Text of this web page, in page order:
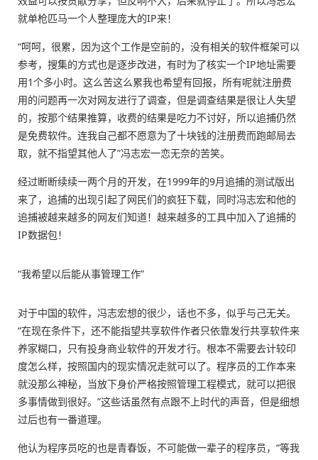
就单枪匹马一个人整理庞大的IP来！
“呵呵，很累，因为这个工作是空前的，没有相关的软件框架可以
参考，搜集的方式也是逐步改进，有时为了核实一个IP地址需要
用1个多小时。这么苦这么累我也希望有回报，所有呢就注册费
用的问题再一次对网友进行了调查，但是调查结果是很让人失望
的，按那个结果推算，收费的结果是吃力不讨好，所以追捕仍然
是免费软件。连我自己都不愿意为了十块钱的注册费而跑邮局去
取，就不指望其他人了”冯志宏一恋无奈的苦笑。
经过断断续续一两个月的开发，在1999年的9月追捕的测试版出
来了，追捕的出现引起了网民们的疯狂下载，同时冯志宏和他的
追捕被越来越多的网友们知道！越来越多的工具中加入了追捕的
IP数据包！
“我希望以后能从事管理工作”
对于中国的软件，冯志宏想的很少，话也不多，似乎与己无关。
“在现在条件下，还不能指望共享软件作者只依靠发行共享软件来
养家糊口，只有投身商业软件的开发才行。根本不需要去计较印
度怎么样，按照国内的现实情况走就可以了。程序员的工作本来
就没那么神秘，当放下身价严格按照管理工程模式，就可以把很
多事情做到很好。”这些话虽然有点跟不上时代的声音，但是细想
过后也有一番道理。
他认为程序员吃的也是青春饭，不可能做一辈子的程序员，“等我